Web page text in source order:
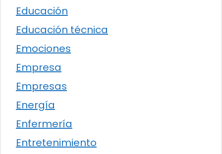
Educación
Educación técnica
Emociones
Empresa
Empresas
Energía
Enfermería
Entretenimiento